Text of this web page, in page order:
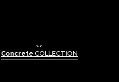
Concrete COLLECTION